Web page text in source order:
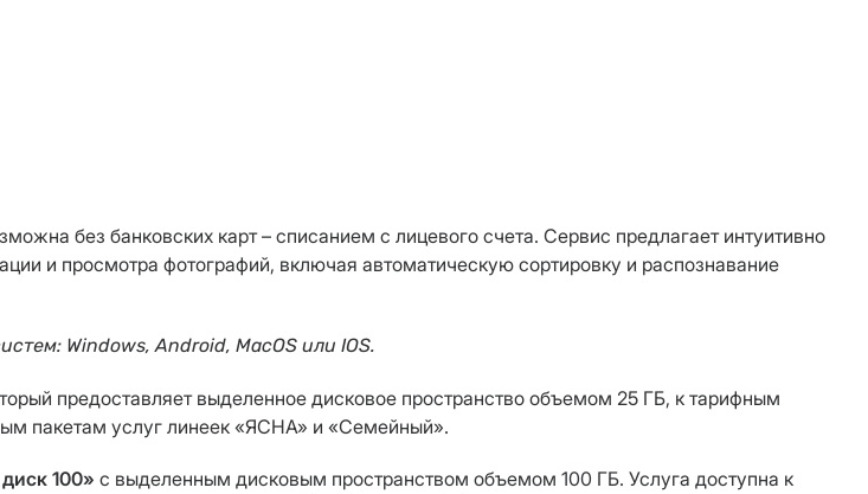
без банковских карт – списанием с лицевого счета. Сервис предлагает интуитивно
и просмотра фотографий, включая автоматическую сортировку и распознавание
Windows, Android, MacOS или IOS.
предоставляет выделенное дисковое пространство объемом 25 ГБ, к тарифным
пакетам услуг линеек «ЯСНА» и «Семейный».
100» с выделенным дисковым пространством объемом 100 ГБ. Услуга доступна к